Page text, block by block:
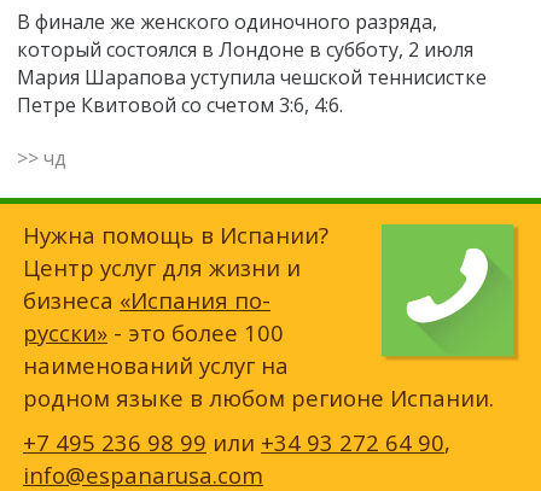
В финале же женского одиночного разряда,
который состоялся в Лондоне в субботу, 2 июля
Мария Шарапова уступила чешской теннисистке
Петре Квитовой со счетом 3:6, 4:6.
>> чд
Нужна помощь в Испании?
Центр услуг для жизни и
бизнеса «Испания по-
русски» - это более 100
наименований услуг на
родном языке в любом регионе Испании.
+7 495 236 98 99 или +34 93 272 64 90,
info@espanarusa.com